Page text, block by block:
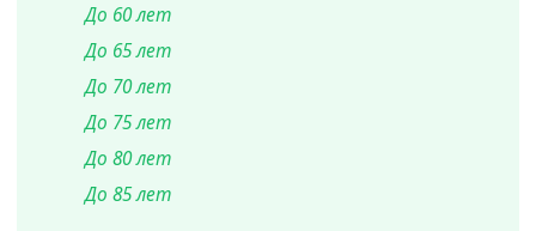
До 60 лет
До 65 лет
До 70 лет
До 75 лет
До 80 лет
До 85 лет